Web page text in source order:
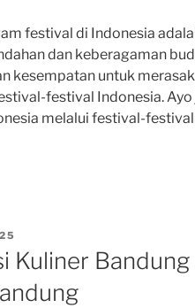
festival di Indonesia
dan keberagaman
kesempatan untuk
festival Indonesia.
melalui festival-
Kuliner